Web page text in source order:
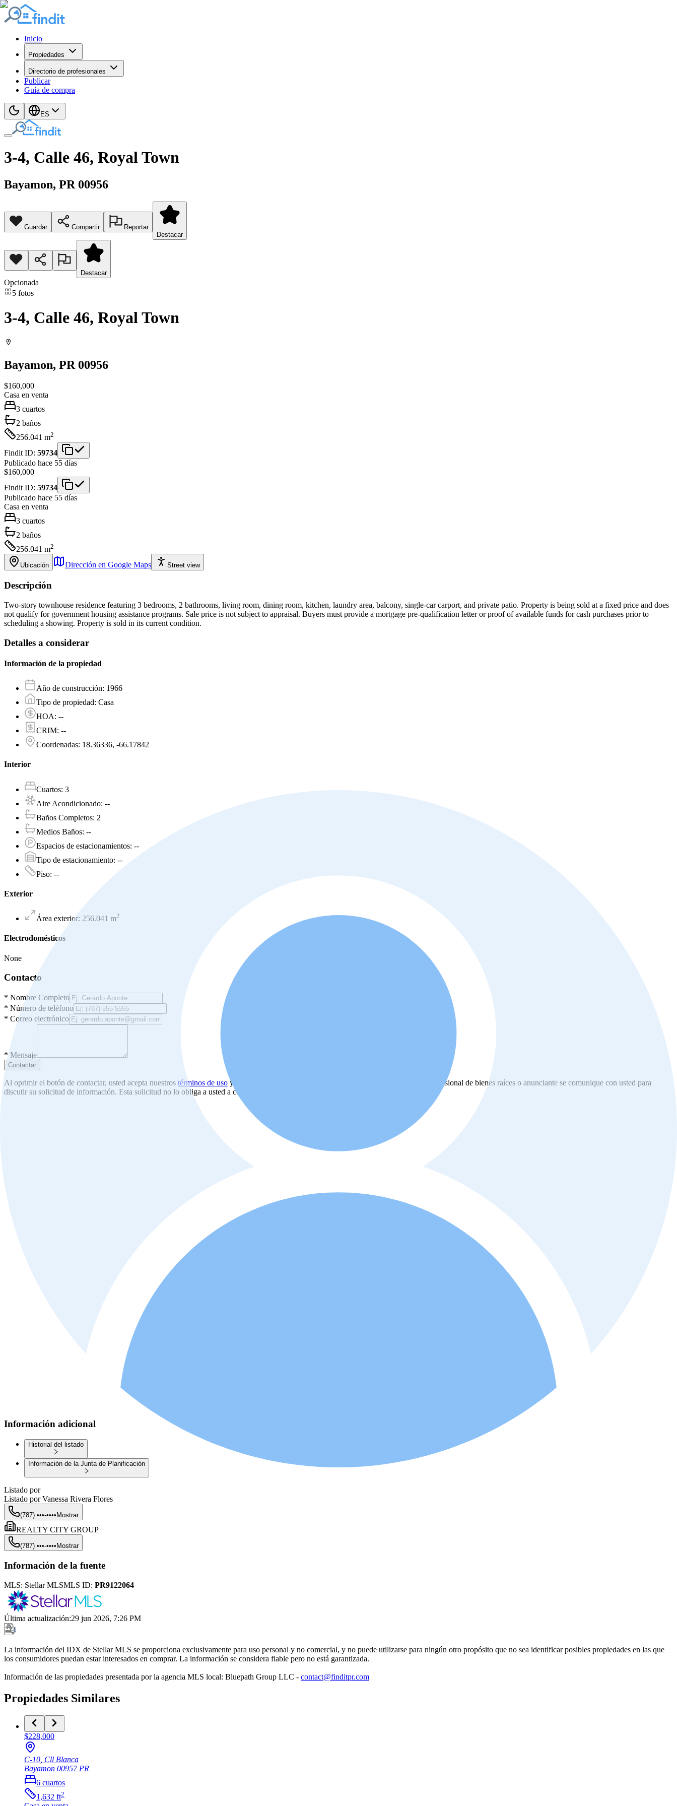
Inicio
Propiedades
Directorio de profesionales
Publicar
Guía de compra
ES
3-4, Calle 46, Royal Town
Bayamon, PR 00956
Guardar Compartir
Reportar
Destacar
Destacar
Opcionada
5 fotos
3-4, Calle 46, Royal Town
Bayamon, PR 00956
$160,000
Casa en venta
3 cuartos
2 baños
256.041 m2
Findit ID: 59734
Publicado hace 55 días
$160,000
Findit ID: 59734
Publicado hace 55 días
Casa en venta
3 cuartos
2 baños
256.041 m2
Ubicación Dirección en Google Maps Street view
Descripción
Two-story townhouse residence featuring 3 bedrooms, 2 bathrooms, living room, dining room, kitchen, laundry area, balcony, single-car carport, and private patio. Property is being sold at a fixed price and does
not qualify for government housing assistance programs. Sale price is not subject to appraisal. Buyers must provide a mortgage pre-qualification letter or proof of available funds for cash purchases prior to
scheduling a showing. Property is sold in its current condition.
Detalles a considerar
Información de la propiedad
Año de construcción: 1966
Tipo de propiedad: Casa
HOA: --
CRIM: --
Coordenadas: 18.36336, -66.17842
Interior
Cuartos: 3
Aire Acondicionado: --
Baños Completos: 2
Medios Baños: --
Espacios de estacionamientos: --
Tipo de estacionamiento: --
Piso: --
Exterior
Área exterior: 256.041 m2
Electrodomésticos
None
Contacto
* Nombre Completo
* Número de teléfono
* Correo electrónico
* Mensaje
Contactar
Al oprimir el botón de contactar, usted acepta nuestros términos de uso y
. Además, usted está de acuerdo que el profesional de bienes raíces o anunciante se comunique con usted para
discutir su solicitud de información. Esta solicitud no lo obliga a usted a comprar o alquilar la propiedad.
Información adicional
Historial del listado
Información de la Junta de Planificación
Listado por
Listado por Vanessa Rivera Flores
(787) •••-••••Mostrar
REALTY CITY GROUP
(787) •••-••••Mostrar
Información de la fuente
MLS: Stellar MLSMLS ID: PR9122064
Última actualización:29 jun 2026, 7:26 PM
La información del IDX de Stellar MLS se proporciona exclusivamente para uso personal y no comercial, y no puede utilizarse para ningún otro propósito que no sea identificar posibles propiedades en las que
los consumidores puedan estar interesados en comprar. La información se considera fiable pero no está garantizada.
Información de las propiedades presentada por la agencia MLS local: Bluepath Group LLC - contact@finditpr.com
Propiedades Similares
$228,000
C-10, Cll Blanca
Bayamon 00957PR
6 cuartos
1,632 ft2